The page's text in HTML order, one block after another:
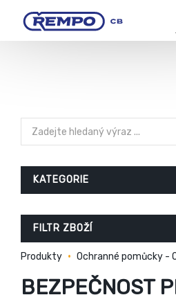
KATEGORIE
FILTR ZBOŽÍ
Produkty Ochranné pomůcky -
BEZPEČNOST